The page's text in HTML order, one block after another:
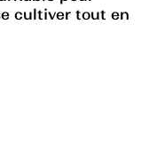
cultiver tout en